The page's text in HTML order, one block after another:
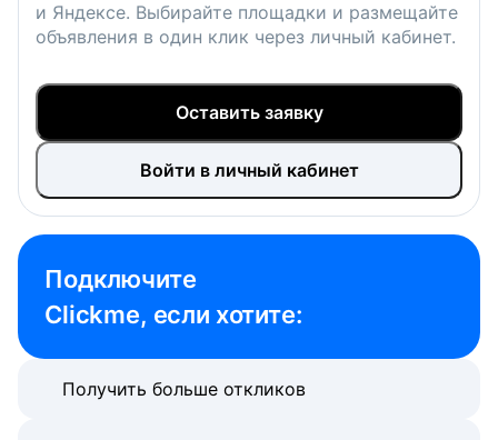
и Яндексе. Выбирайте площадки и размещайте
объявления в один клик через личный кабинет.
Оставить заявку
Войти в личный кабинет
Подключите
Clickme, если хотите:
Получить больше откликов